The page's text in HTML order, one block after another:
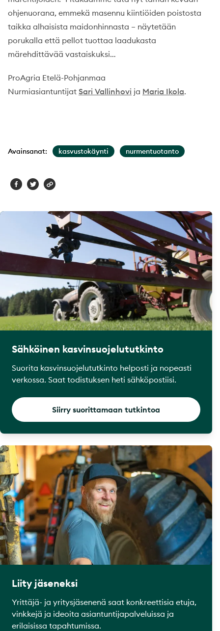
ohjenuorana, emmekä masennu kiintiöiden poistosta
taikka alhaisista maidonhinnasta – näytetään
porukalla että pellot tuottaa laadukasta
märehdittävää vastaiskuksi…
ProAgria Etelä-Pohjanmaa
Nurmiasiantuntijat Sari Vallinhovi ja Maria Ikola.
Avainsanat: kasvustokäynti nurmentuotanto
Sähköinen kasvinsuojelututkinto
Suorita kasvinsuojelututkinto helposti ja nopeasti
verkossa. Saat todistuksen heti sähköpostiisi.
Siirry suorittamaan tutkintoa
Liity jäseneksi
Yrittäjä- ja yritysjäsenenä saat konkreettisia etuja,
vinkkejä ja ideoita asiantuntijapalveluissa ja
erilaisissa tapahtumissa.